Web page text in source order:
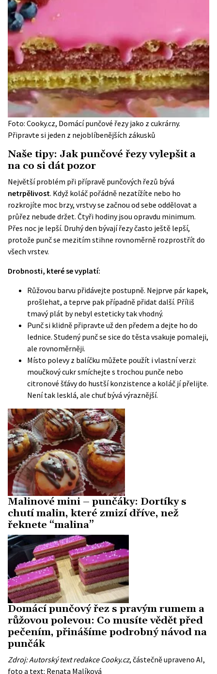
Foto: Cooky.cz, Domácí punčové řezy jako z cukrárny.
Připravte si jeden z nejoblíbenějších zákusků
Naše tipy: Jak punčové řezy vylepšit a
na co si dát pozor
Největší problém při přípravě punčových řezů bývá
netrpělivost. Když koláč pořádně nezatížíte nebo ho
rozkrojíte moc brzy, vrstvy se začnou od sebe oddělovat a
průřez nebude držet. Čtyři hodiny jsou opravdu minimum.
Přes noc je lepší. Druhý den bývají řezy často ještě lepší,
protože punč se mezitím stihne rovnoměrně rozprostřít do
všech vrstev.
Drobnosti, které se vyplatí:
Růžovou barvu přidávejte postupně. Nejprve pár kapek,
prošlehat, a teprve pak případně přidat další. Příliš
tmavý plát by nebyl esteticky tak vhodný.
Punč si klidně připravte už den předem a dejte ho do
lednice. Studený punč se sice do těsta vsakuje pomaleji,
ale rovnoměrněji.
Místo polevy z balíčku můžete použít i vlastní verzi:
moučkový cukr smíchejte s trochou punče nebo
citronové šťávy do hustší konzistence a koláč jí přelijte.
Není tak lesklá, ale chuť bývá výraznější.
Malinové mini – punčáky: Dortíky s
chutí malin, které zmizí dříve, než
řeknete “malina”
Domácí punčový řez s pravým rumem a
růžovou polevou: Co musíte vědět před
pečením, přinášíme podrobný návod na
punčák
Zdroj: Autorský text redakce Cooky.cz, částečně upraveno AI,
foto a text: Renata Malíková